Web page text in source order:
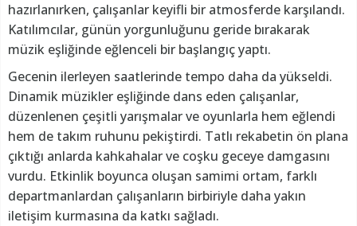
hazırlanırken, çalışanlar keyifli bir atmosferde karşılandı.
Katılımcılar, günün yorgunluğunu geride bırakarak
müzik eşliğinde eğlenceli bir başlangıç yaptı.
Gecenin ilerleyen saatlerinde tempo daha da yükseldi.
Dinamik müzikler eşliğinde dans eden çalışanlar,
düzenlenen çeşitli yarışmalar ve oyunlarla hem eğlendi
hem de takım ruhunu pekiştirdi. Tatlı rekabetin ön plana
çıktığı anlarda kahkahalar ve coşku geceye damgasını
vurdu. Etkinlik boyunca oluşan samimi ortam, farklı
departmanlardan çalışanların birbiriyle daha yakın
iletişim kurmasına da katkı sağladı.